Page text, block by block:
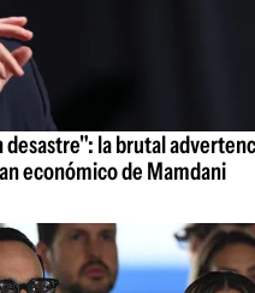
desastre": la brutal
económico de Mamdani